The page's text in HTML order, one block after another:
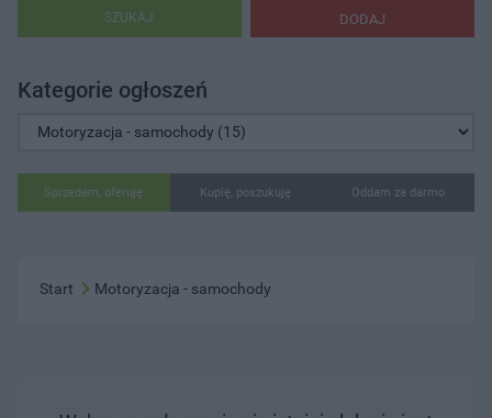
DODAJ
SZUKAJ
Kategorie ogłoszeń
Sprzedam, oferuję Kupię, poszukuję Oddam za darmo
Start Motoryzacja - samochody